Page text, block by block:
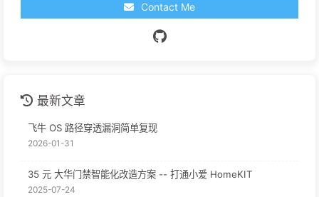
Contact Me
最新文章
飞牛 OS 路径穿透漏洞简单复现
2026-01-31
35 元 大华门禁智能化改造方案 -- 打通小爱 HomeKIT
2025-07-24